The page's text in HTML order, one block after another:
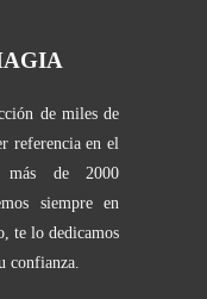
de miles de
referencia en el
más de 2000
siempre en
te lo dedicamos
confianza.